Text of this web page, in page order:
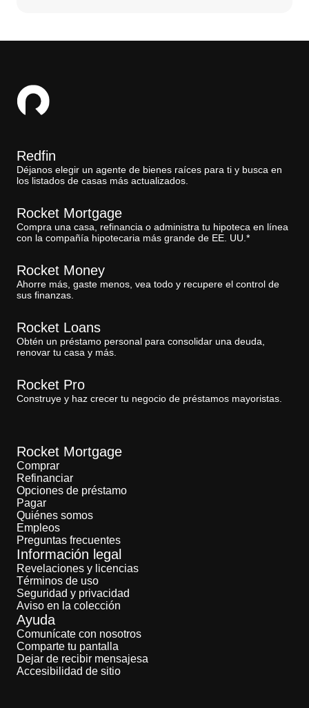
Redfin
Déjanos elegir un agente de bienes raíces para ti y busca en
los listados de casas más actualizados.
Rocket Mortgage
Compra una casa, refinancia o administra tu hipoteca en línea
con la compañía hipotecaria más grande de EE. UU.*
Rocket Money
Ahorre más, gaste menos, vea todo y recupere el control de
sus finanzas.
Rocket Loans
Obtén un préstamo personal para consolidar una deuda,
renovar tu casa y más.
Rocket Pro
Construye y haz crecer tu negocio de préstamos mayoristas.
Rocket Mortgage
Comprar
Refinanciar
Opciones de préstamo
Pagar
Quiénes somos
Empleos
Preguntas frecuentes
Información legal
Revelaciones y licencias
Términos de uso
Seguridad y privacidad
Aviso en la colección
Ayuda
Comunícate con nosotros
Comparte tu pantalla
Dejar de recibir mensajesa
Accesibilidad de sitio